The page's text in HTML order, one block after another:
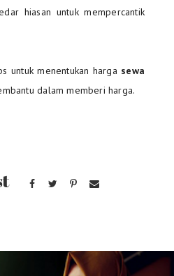
hiasan untuk mempercantik
untuk menentukan harga sewa
dalam memberi harga.